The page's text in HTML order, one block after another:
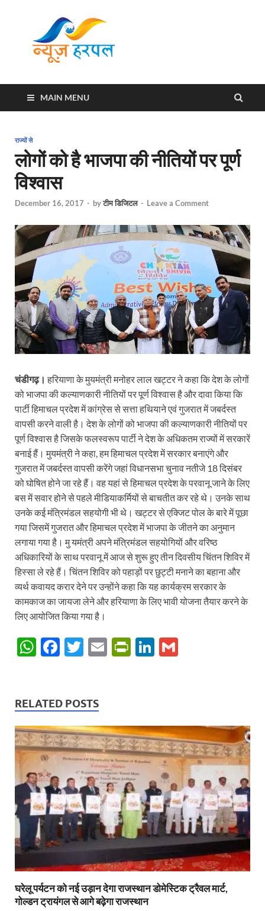
MAIN MENU
राज्यों से
लोगों को है भाजपा की नीतियों पर पूर्ण
विश्वास
December 16, 2017 - byटीम डिजिटल - Leave a Comment
चंडीगढ़। हरियाणा के मुयमंत्री मनोहर लाल खट्टर ने कहा कि देश के लोगों
को भाजपा की कल्याणकारी नीतियों पर पूर्ण विश्वास है और दावा किया कि
पार्टी हिमाचल प्रदेश में कांग्रेस से सत्ता हथियाने एवं गुजरात में जबर्दस्त
वापसी करने वाली है। देश के लोगों को भाजपा की कल्याणकारी नीतियों पर
पूर्ण विश्वास है जिसके फलस्वरूप पार्टी ने देश के अधिकतम राज्यों में सरकारें
बनाई हैं। मुयमंत्री ने कहा, हम हिमाचल प्रदेश में सरकार बनाएंगे और
गुजरात में जबर्दस्त वापसी करेंगे जहां विधानसभा चुनाव नतीजे 18 दिसंबर
को घोषित होने जा रहे हैं। वह यहां से हिमाचल प्रदेश के परवानू जाने के लिए
बस में सवार होने से पहले मीडियाकर्मियों से बाचतीत कर रहे थे। उनके साथ
उनके कई मंत्रिमंडल सहयोगी भी थे। खट्टर से एक्जिट पोल के बारे में पूछा
गया जिसमें गुजरात और हिमाचल प्रदेश में भाजपा के जीतने का अनुमान
लगाया गया है। मु यमंत्री अपने मंत्रिमंडल सहयोगियों और वरिष्ठ
अधिकारियों के साथ परवानू में आज से शुरू हुए तीन दिवसीय चिंतन शिविर में
हिस्सा ले रहे हैं। चिंतन शिविर को पहाड़ों पर छुट्टी मनाने का बहाना और
व्यर्थ कवायद करार देने पर उन्होंने कहा कि यह कार्यक्रम सरकार के
कामकाज का जायजा लेने और हरियाणा के लिए भावी योजना तैयार करने के
लिए आयोजित किया गया है।
W
s
A
p
p
F
b
o
o
k
T
er
E
P
ie
n
dl
y
Li
dI
n
RELATED POSTS
घरेलू पर्यटन को नई उड़ान देगा राजस्थान डोमेस्टिक ट्रैवल मार्ट,
गोल्डन ट्रायंगल से आगे बढ़ेगा राजस्थान